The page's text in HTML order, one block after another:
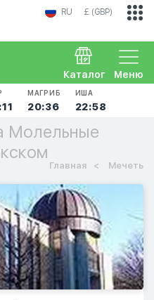
RU £ (GBP)
Меню
Каталог
МАГРИБ
20:36
ИША
22:58
Молельные
Главная Мечеть